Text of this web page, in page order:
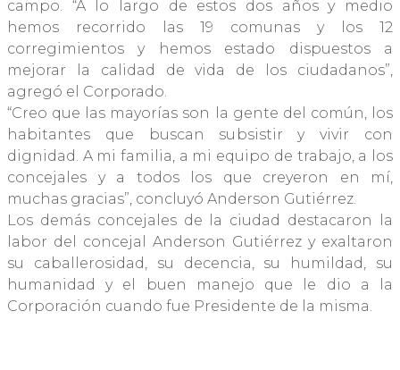
campo. “A lo largo de estos dos años y medio
hemos recorrido las 19 comunas y los 12
corregimientos y hemos estado dispuestos a
mejorar la calidad de vida de los ciudadanos”,
agregó el Corporado.
“Creo que las mayorías son la gente del común, los
habitantes que buscan subsistir y vivir con
dignidad. A mi familia, a mi equipo de trabajo, a los
concejales y a todos los que creyeron en mí,
muchas gracias”, concluyó Anderson Gutiérrez.
Los demás concejales de la ciudad destacaron la
labor del concejal Anderson Gutiérrez y exaltaron
su caballerosidad, su decencia, su humildad, su
humanidad y el buen manejo que le dio a la
Corporación cuando fue Presidente de la misma.